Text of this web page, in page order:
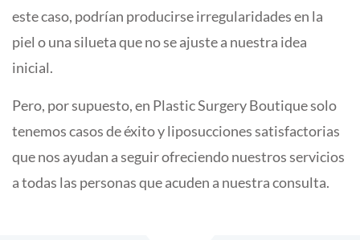
este caso, podrían producirse irregularidades en la
piel o una silueta que no se ajuste a nuestra idea
inicial.
Pero, por supuesto, en Plastic Surgery Boutique solo
tenemos casos de éxito y liposucciones satisfactorias
que nos ayudan a seguir ofreciendo nuestros servicios
a todas las personas que acuden a nuestra consulta.